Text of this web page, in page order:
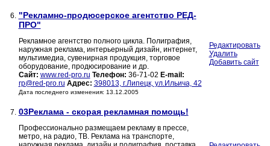
6. "Рекламно-продюсерское агентство РЕД-
ПРО"
Рекламное агентство полного цикла. Полиграфия,
наружная реклама, интерьерный дизайн, интернет,
мультимедиа, сувенирная продукция, торговое
оборудование, продюсирование и др.
Сайт: www.red-pro.ru Телефон: 36-71-02 E-mail:
rp@red-pro.ru Адрес: 398013, г.Липецк, ул.Ильича, 42
Дата последнего изменения: 13.12.2005
Редактировать
Удалить
Добавить сайт
7. 03Реклама - скорая рекламная помощь!
Профессионально размещаем рекламу в прессе,
метро, на радио, ТВ. Реклама на транспорте,